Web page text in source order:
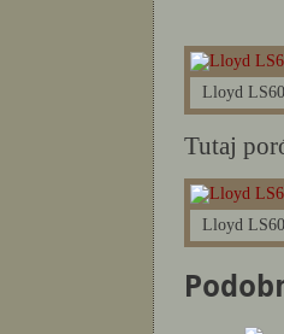
Lloyd
Tutaj
Lloyd